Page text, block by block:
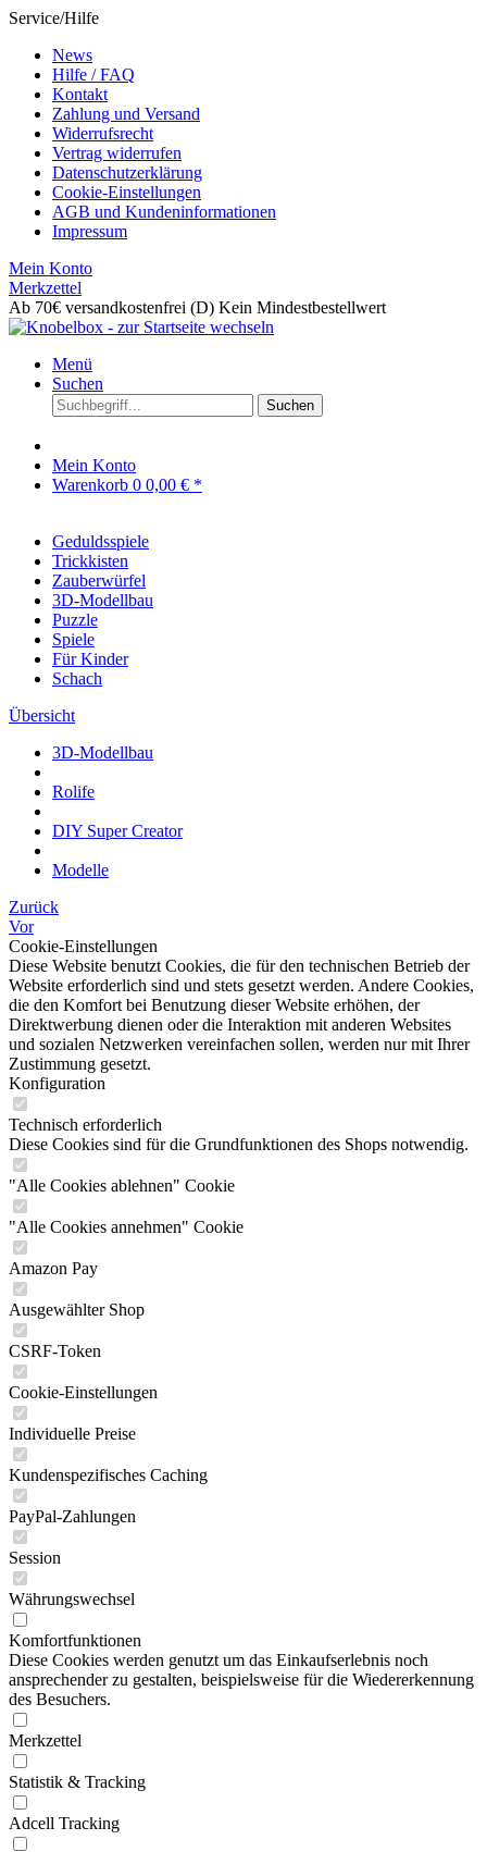
Service/Hilfe
News
Hilfe / FAQ
Kontakt
Zahlung und Versand
Widerrufsrecht
Vertrag widerrufen
Datenschutzerklärung
Cookie-Einstellungen
AGB und Kundeninformationen
Impressum
Mein Konto
Merkzettel
Ab 70€ versandkostenfrei (D) Kein Mindestbestellwert
Menü
Suchen
Suchen
Mein Konto
Warenkorb 0 0,00 € *
Geduldsspiele
Trickkisten
Zauberwürfel
3D-Modellbau
Puzzle
Spiele
Für Kinder
Schach
Übersicht
3D-Modellbau
Rolife
DIY Super Creator
Modelle
Zurück
Vor
Cookie-Einstellungen
Diese Website benutzt Cookies, die für den technischen Betrieb der
Website erforderlich sind und stets gesetzt werden. Andere Cookies,
die den Komfort bei Benutzung dieser Website erhöhen, der
Direktwerbung dienen oder die Interaktion mit anderen Websites
und sozialen Netzwerken vereinfachen sollen, werden nur mit Ihrer
Zustimmung gesetzt.
Konfiguration
Technisch erforderlich
Diese Cookies sind für die Grundfunktionen des Shops notwendig.
"Alle Cookies ablehnen" Cookie
"Alle Cookies annehmen" Cookie
Amazon Pay
Ausgewählter Shop
CSRF-Token
Cookie-Einstellungen
Individuelle Preise
Kundenspezifisches Caching
PayPal-Zahlungen
Session
Währungswechsel
Komfortfunktionen
Diese Cookies werden genutzt um das Einkaufserlebnis noch
ansprechender zu gestalten, beispielsweise für die Wiedererkennung
des Besuchers.
Merkzettel
Statistik & Tracking
Adcell Tracking